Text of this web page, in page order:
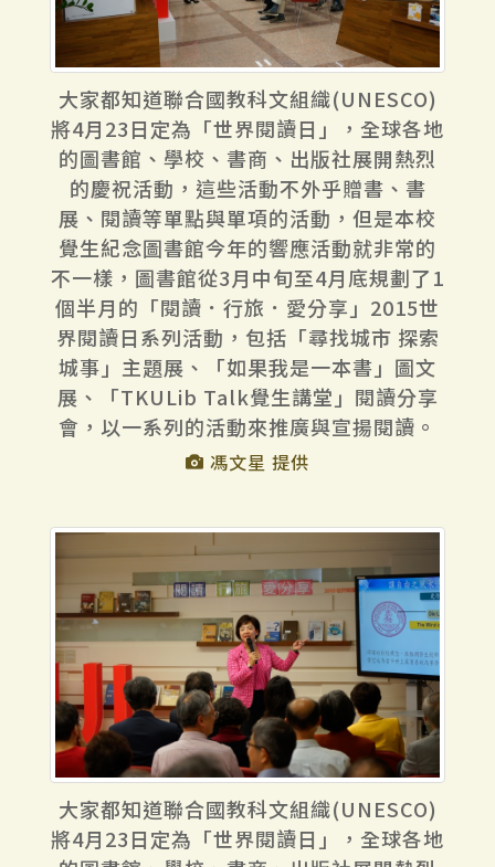
大家都知道聯合國教科文組織(UNESCO)
將4月23日定為「世界閱讀日」，全球各地
的圖書館、學校、書商、出版社展開熱烈
的慶祝活動，這些活動不外乎贈書、書
展、閱讀等單點與單項的活動，但是本校
覺生紀念圖書館今年的響應活動就非常的
不一樣，圖書館從3月中旬至4月底規劃了1
個半月的「閱讀．行旅．愛分享」2015世
界閱讀日系列活動，包括「尋找城市 探索
城事」主題展、「如果我是一本書」圖文
展、「TKULib Talk覺生講堂」閱讀分享
會，以一系列的活動來推廣與宣揚閱讀。
馮文星 提供
大家都知道聯合國教科文組織(UNESCO)
將4月23日定為「世界閱讀日」，全球各地